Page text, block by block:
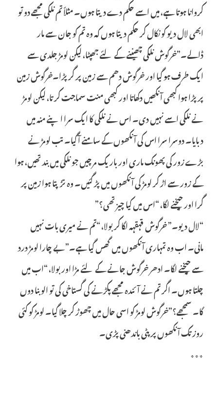
کروانا ہوتا ہے، میں اسے حکم دے دیتا ہوں۔ مثلاً تم نلکی مجھے دو تو
ابھی لال دیو کو نکال کر حکم دیتا ہوں کہ وہ تم کو جان سے مار
ڈالے۔”خرگوش نلکی چھیننے کے لئے جھپٹا، لیکن لومڑ جلدی سے
ایک طرف ہو گیا اور خرگوش دھم سے زمین پر گر پڑا۔خرگوش زمین
پر پڑا ہوا کبھی آنکھیں دکھاتا اور کبھی منت سماجت کرتا، لیکن لومڑ
نے نلکی اسے نہیں دی۔ اس نے نلکی کا ایک سرا اپنے منہ میں
دبایا۔ دوسرا سرا اس کی آنکھوں کے سامنے آ گیا۔ تب لومڑ نے
بڑے زور کی پھونک ماری اور باریک مرچیں جو نلکی میں بند تھیں، ہوا
کے زور سے اڑ کر لومڑ کی آنکھوں میں پڑ گئیں۔ وہ تڑپتا ہوا زمین پر
گرا اور چیخنے لگا، “اس میں کیا چیز تھی؟”
“لال دیو۔” خرگوش قہقہہ لگا کر بولا، “تم نے میری بات نہیں
مانی۔ اب وہ تمہاری آنکھوں میں گھس گیا ہے۔”بے چارا لومڑ درد
سے چیخنے لگا۔ ادھر خرگوش جانے کے لئے مڑا اور بولا، “اب میں
چلتا ہوں۔ اگر تم نے آئندہ مجھے پکڑنے کی گستاخی کی تو الو بنا دوں
گا۔ سمجھے؟”خرگوش لومڑ کو اسی حال میں چھوڑ کر چلا گیا۔ لومڑ کو کئی
روز تک آنکھوں پر پٹی باندھنی پڑی۔
٭٭٭